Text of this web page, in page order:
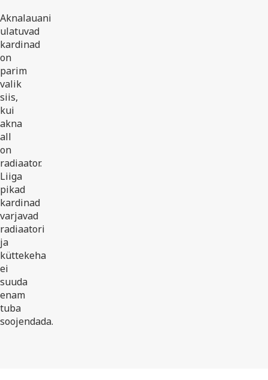
Aknalauani
ulatuvad
kardinad
on
parim
valik
siis,
kui
akna
all
on
radiaator.
Liiga
pikad
kardinad
varjavad
radiaatori
ja
küttekeha
ei
suuda
enam
tuba
soojendada.